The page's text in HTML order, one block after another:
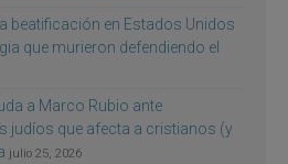
beatificación en Estados Unidos
que murieron defendiendo el
a Marco Rubio ante
judíos que afecta a cristianos (y
julio 25, 2026